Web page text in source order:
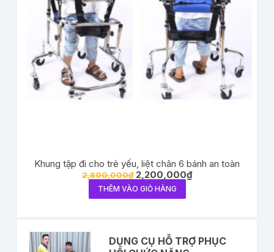
Khung tập đi cho trẻ yếu, liệt chân 6 bánh an toàn
2,800,000₫ 2,200,000₫
THÊM VÀO GIỎ HÀNG
DỤNG CỤ HỖ TRỢ PHỤC